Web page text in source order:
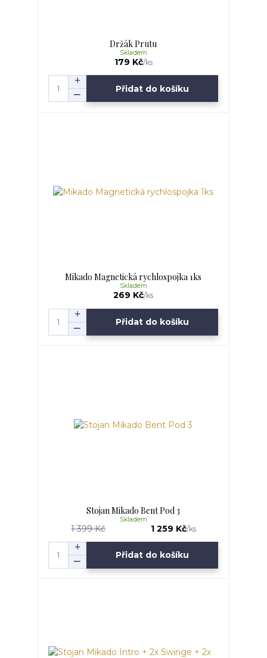
Držák Prutu
179 Kč/ks
Skladem
Přidat do košíku
Mikado Magnetická rychlospojka 1ks
269 Kč/ks
Skladem
Přidat do košíku
Stojan Mikado Bent Pod 3
1 399 Kč 1 259 Kč/ks
Skladem
Přidat do košíku